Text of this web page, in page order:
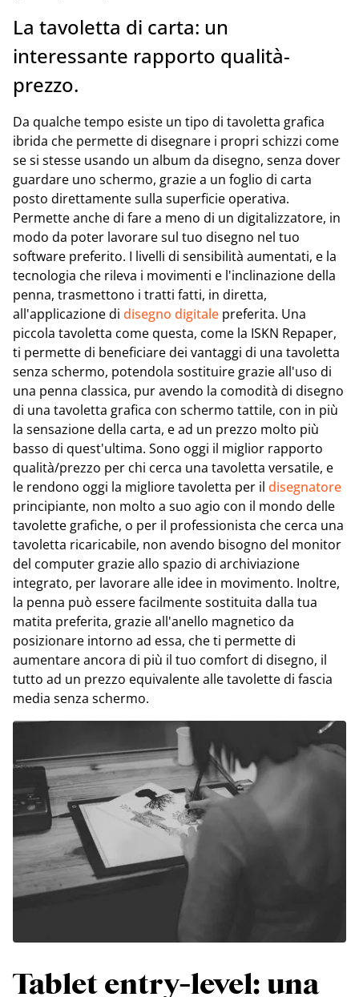
La tavoletta di carta: un
interessante rapporto qualità-
prezzo.
Da qualche tempo esiste un tipo di tavoletta grafica
ibrida che permette di disegnare i propri schizzi come
se si stesse usando un album da disegno, senza dover
guardare uno schermo, grazie a un foglio di carta
posto direttamente sulla superficie operativa.
Permette anche di fare a meno di un digitalizzatore, in
modo da poter lavorare sul tuo disegno nel tuo
software preferito. I livelli di sensibilità aumentati, e la
tecnologia che rileva i movimenti e l'inclinazione della
penna, trasmettono i tratti fatti, in diretta,
all'applicazione di disegno digitale preferita. Una
piccola tavoletta come questa, come la ISKN Repaper,
ti permette di beneficiare dei vantaggi di una tavoletta
senza schermo, potendola sostituire grazie all'uso di
una penna classica, pur avendo la comodità di disegno
di una tavoletta grafica con schermo tattile, con in più
la sensazione della carta, e ad un prezzo molto più
basso di quest'ultima. Sono oggi il miglior rapporto
qualità/prezzo per chi cerca una tavoletta versatile, e
le rendono oggi la migliore tavoletta per il disegnatore
principiante, non molto a suo agio con il mondo delle
tavolette grafiche, o per il professionista che cerca una
tavoletta ricaricabile, non avendo bisogno del monitor
del computer grazie allo spazio di archiviazione
integrato, per lavorare alle idee in movimento. Inoltre,
la penna può essere facilmente sostituita dalla tua
matita preferita, grazie all'anello magnetico da
posizionare intorno ad essa, che ti permette di
aumentare ancora di più il tuo comfort di disegno, il
tutto ad un prezzo equivalente alle tavolette di fascia
media senza schermo.
Tablet entry-level: una